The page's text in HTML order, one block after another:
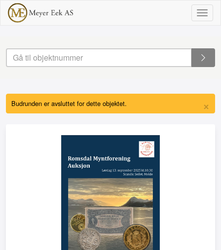
×
Budrunden er avsluttet for dette objektet.